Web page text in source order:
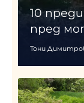
10
пред
Тони